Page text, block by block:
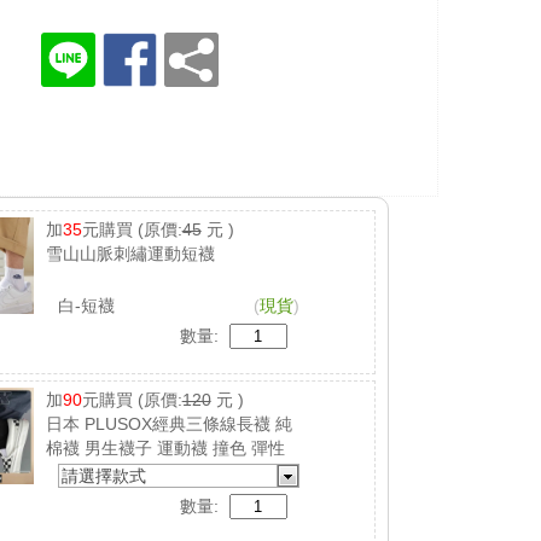
加35元購買 (原價:45元 )
雪山山脈刺繡運動短襪
白-短襪 (現貨)
數量:
加90元購買 (原價:120元 )
日本 PLUSOX經典三條線長襪 純
棉襪 男生襪子 運動襪 撞色 彈性
襪 吸汗 防臭
請選擇款式
數量: